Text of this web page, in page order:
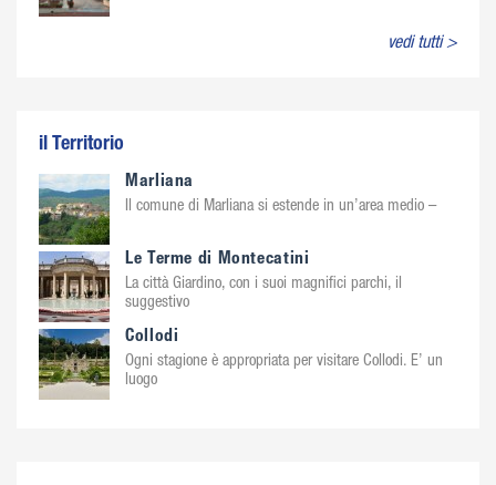
vedi tutti >
il Territorio
Marliana
Il comune di Marliana si estende in un’area medio –
Le Terme di Montecatini
La città Giardino, con i suoi magnifici parchi, il
suggestivo
Collodi
Ogni stagione è appropriata per visitare Collodi. E’ un
luogo